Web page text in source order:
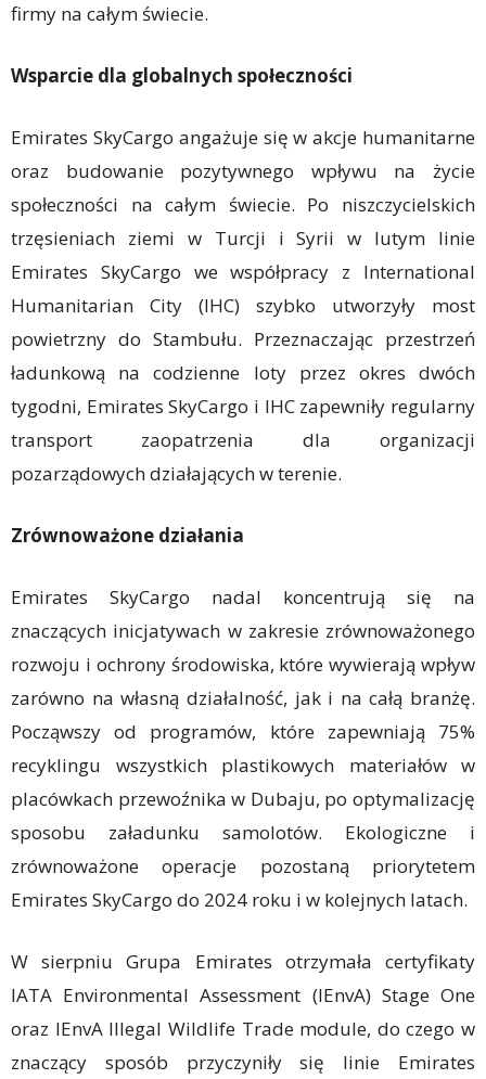
firmy na całym świecie.
Wsparcie dla globalnych społeczności
Emirates SkyCargo angażuje się w akcje humanitarne
oraz budowanie pozytywnego wpływu na życie
społeczności na całym świecie. Po niszczycielskich
trzęsieniach ziemi w Turcji i Syrii w lutym linie
Emirates SkyCargo we współpracy z International
Humanitarian City (IHC) szybko utworzyły most
powietrzny do Stambułu. Przeznaczając przestrzeń
ładunkową na codzienne loty przez okres dwóch
tygodni, Emirates SkyCargo i IHC zapewniły regularny
transport zaopatrzenia dla organizacji
pozarządowych działających w terenie.
Zrównoważone działania
Emirates SkyCargo nadal koncentrują się na
znaczących inicjatywach w zakresie zrównoważonego
rozwoju i ochrony środowiska, które wywierają wpływ
zarówno na własną działalność, jak i na całą branżę.
Począwszy od programów, które zapewniają 75%
recyklingu wszystkich plastikowych materiałów w
placówkach przewoźnika w Dubaju, po optymalizację
sposobu załadunku samolotów. Ekologiczne i
zrównoważone operacje pozostaną priorytetem
Emirates SkyCargo do 2024 roku i w kolejnych latach.
W sierpniu Grupa Emirates otrzymała certyfikaty
IATA Environmental Assessment (IEnvA) Stage One
oraz IEnvA Illegal Wildlife Trade module, do czego w
znaczący sposób przyczyniły się linie Emirates